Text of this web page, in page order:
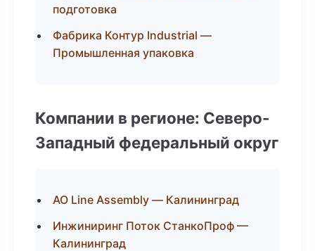
подготовка
Фабрика Контур Industrial —
Промышленная упаковка
Компании в регионе: Северо-
Западный федеральный округ
АО Line Assembly — Калининград
Инжиниринг Поток СтанкоПроф —
Калининград